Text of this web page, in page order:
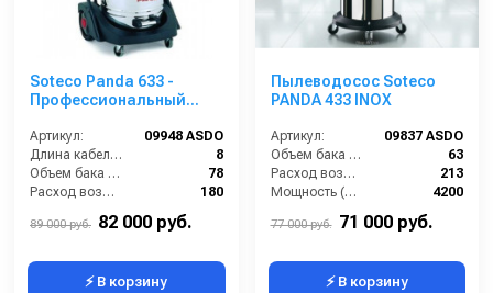
Soteco Panda 633 -
Профессиональный
Артикул:
09948 ASDO
Длина кабеля (м):
8
Объем бака (л):
78
Расход воздуха (л/сек):
180
89 000 руб. 82 000 руб.
⚡ В корзину
Пылеводосос Soteco
PANDA 433 INOX
Артикул:
09837 ASDO
Объем бака (л):
63
Расход воздуха (л/сек):
213
Мощность (Вт):
4200
77 000 руб. 71 000 руб.
⚡ В корзину